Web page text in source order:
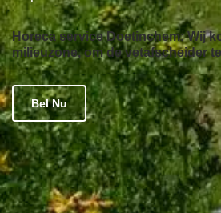
Horeca service Doetinchem: Wij
milieuzone, om de vetafscheider
Bel Nu